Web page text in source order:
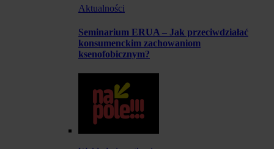
Aktualności
Seminarium ERUA – Jak przeciwdziałać
konsumenckim zachowaniom
ksenofobicznym?